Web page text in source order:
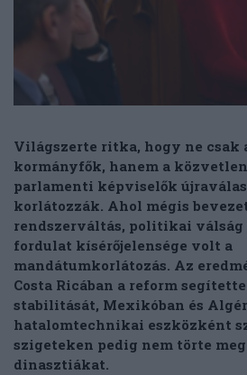
Világszerte ritka, hogy ne csak
kormányfők, hanem a
parlamenti képviselők
korlátozzák. Ahol mégis
rendszerváltás, politikai
fordulat kísérőjelensége volt a
mandátumkorlátozás. Az
Costa Ricában a reform
stabilitását, Mexikóban és
hatalomtechnikai eszközként
szigeteken pedig nem törte
dinasztiákat.